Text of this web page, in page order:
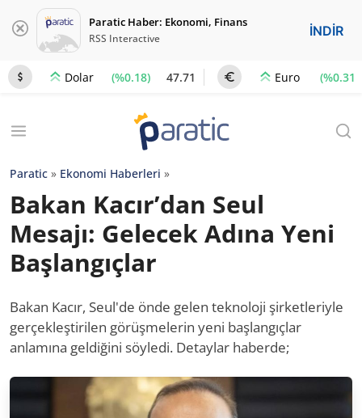
Paratic Haber: Ekonomi, Finans
RSS Interactive İNDİR
Dolar (%0.18) 47.71 Euro (%0.31)
Paratic » Ekonomi Haberleri »
Bakan Kacır’dan Seul
Mesajı: Gelecek Adına Yeni
Başlangıçlar
Bakan Kacır, Seul'de önde gelen teknoloji şirketleriyle
gerçekleştirilen görüşmelerin yeni başlangıçlar
anlamına geldiğini söyledi. Detaylar haberde;